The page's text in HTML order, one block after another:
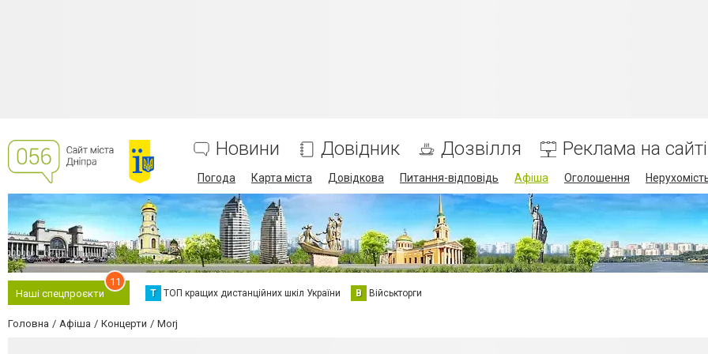
Новини Довідник Дозвілля Реклама на сайті
Погода Карта міста Довідкова Питання-відповідь Афіша Оголошення
Наші спецпроєкти
11
Т ТОП кращих дистанційних шкіл України В Військторги
Головна Афіша Концерти Morj